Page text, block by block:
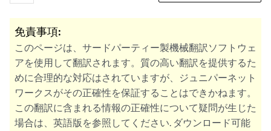
免責事項:
このページは、サードパーティー製機械翻訳ソフトウェ
アを使用して翻訳されます。質の高い翻訳を提供するた
めに合理的な対応はされていますが、ジュニパーネット
ワークスがその正確性を保証することはできかねます。
この翻訳に含まれる情報の正確性について疑問が生じた
場合は、英語版を参照してください. ダウンロード可能